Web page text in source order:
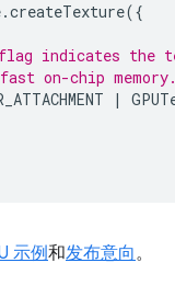
.createTexture({
flag indicates
on-chip
|
示例和发布意向。